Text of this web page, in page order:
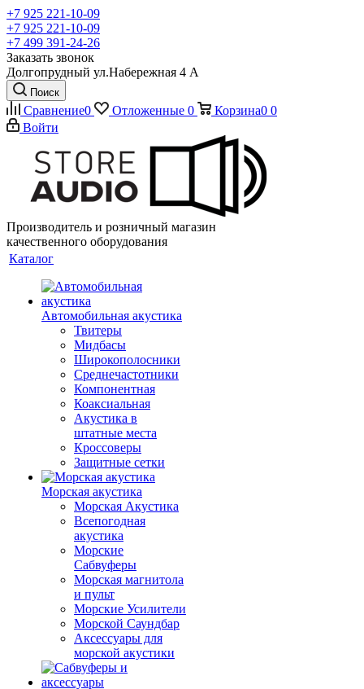
+7 925 221-10-09
+7 925 221-10-09
+7 499 391-24-26
Заказать звонок
Долгопрудный ул.Набережная 4 А
Поиск
Сравнение0 Отложенные 0 Корзина0 0
Войти
Производитель и розничный магазин
качественного оборудования
Каталог
Автомобильная акустика
Твитеры
Мидбасы
Широкополосники
Среднечастотники
Компонентная
Коаксиальная
Акустика в
штатные места
Кроссоверы
Защитные сетки
Морская акустика
Морская Акустика
Всепогодная
акустика
Морские
Сабвуферы
Морская магнитола
и пульт
Морские Усилители
Морской Cаундбар
Аксессуары для
морской акустики